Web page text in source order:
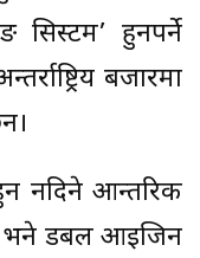
सिस्टम’ हुनपर्ने
बजारमा
नदिने आन्तरिक
भने डबल आइजिन